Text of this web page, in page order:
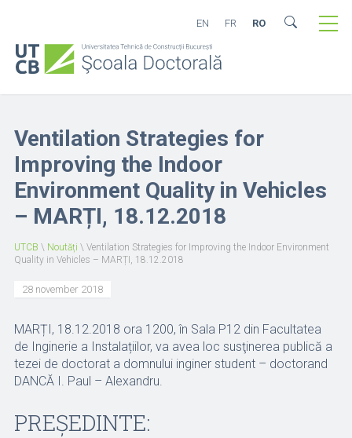
EN FR RO
Ventilation Strategies for
Improving the Indoor
Environment Quality in Vehicles
– MARȚI, 18.12.2018
UTCB \ Noutăți \ Ventilation Strategies for Improving the Indoor Environment
Quality in Vehicles – MARȚI, 18.12.2018
28 november 2018
MARȚI, 18.12.2018 ora 1200, în Sala P12 din Facultatea
de Inginerie a Instalațiilor, va avea loc susţinerea publică a
tezei de doctorat a domnului inginer student – doctorand
DANCĂ I. Paul – Alexandru.
PREȘEDINTE: